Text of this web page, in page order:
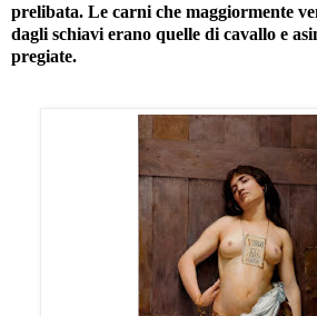
prelibata. Le carni che maggiormente
dagli schiavi erano quelle di cavallo e
pregiate.